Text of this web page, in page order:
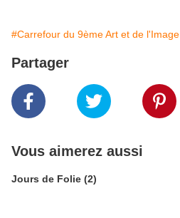
#Carrefour du 9ème Art et de l'Image
Partager
Vous aimerez aussi
Jours de Folie (2)